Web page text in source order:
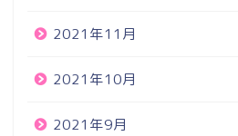
2021年11月
2021年10月
2021年9月